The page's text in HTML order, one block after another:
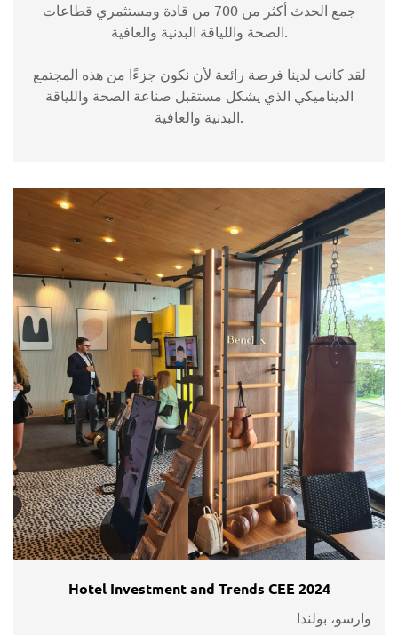
جمع الحدث أكثر من 700 من قادة ومستثمري قطاعات
الصحة واللياقة البدنية والعافية.
لقد كانت لدينا فرصة رائعة لأن نكون جزءًا من هذه المجتمع
الديناميكي الذي يشكل مستقبل صناعة الصحة واللياقة
البدنية والعافية.
Hotel Investment and Trends CEE 2024
وارسو، بولندا